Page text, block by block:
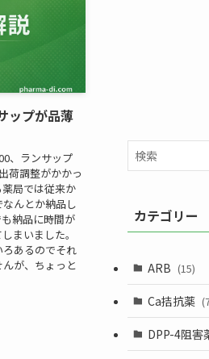
ップが品薄
、ランサップ
荷調整がかかっ
局では従来か
んとか納品し
納品に時間が
まいました。
あるのでそれ
が、ちょっと
カテゴリー
ARB (15)
Ca拮抗薬
DPP-4阻害